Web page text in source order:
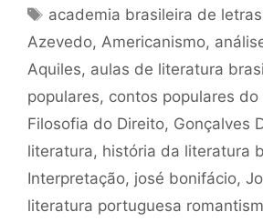
Tags
academia brasileira de letras
Azevedo, Americanismo,
Aquiles, aulas de literatura
populares, contos populares do
Filosofia do Direito, Gonçalves
literatura, história da literatura
Interpretação, josé bonifácio,
literatura portuguesa